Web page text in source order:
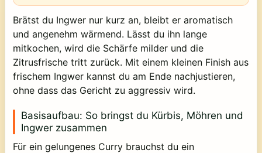
Brätst du Ingwer nur kurz an, bleibt er aromatisch
und angenehm wärmend. Lässt du ihn lange
mitkochen, wird die Schärfe milder und die
Zitrusfrische tritt zurück. Mit einem kleinen Finish aus
frischem Ingwer kannst du am Ende nachjustieren,
ohne dass das Gericht zu aggressiv wird.
Basisaufbau: So bringst du Kürbis, Möhren und
Ingwer zusammen
Für ein gelungenes Curry brauchst du ein